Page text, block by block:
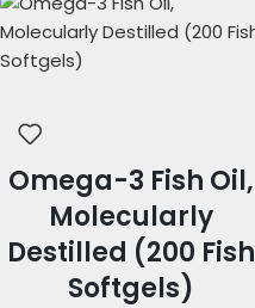
Omega-3 Fish Oil,
Molecularly
Destilled (200 Fish
Softgels)